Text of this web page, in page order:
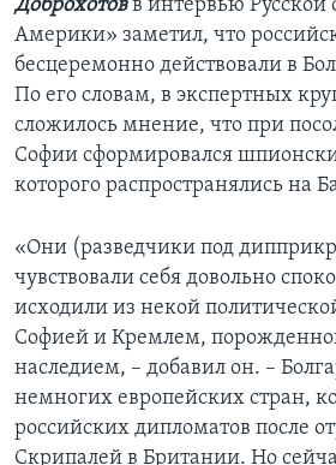
Доброхотовв интервью Русской
Америки» заметил, что
бесцеремонно действовали в
По его словам, в экспертных
сложилось мнение, что при
Софии сформировался
которого распространялись на
«Они (разведчики под
чувствовали себя довольно
исходили из некой
Софией и Кремлем,
наследием, – добавил он. –
немногих европейских стран,
российских дипломатов после
Скрипалей в Британии. Но